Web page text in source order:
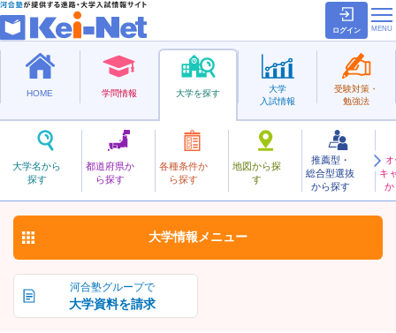
ログイン
HOME 学問情報 大学を探す
大学名から
探す
都道府県か
ら探す
各種条件か
ら探す
地図から探
す
推薦型・
総合型選抜
から探す
キ
か
大学
入試情報
受験対策・
勉強法
私立
りっしょう
立正大学 お気に入り
河合塾グループで
大学資料を請求
大学情報 メニュー